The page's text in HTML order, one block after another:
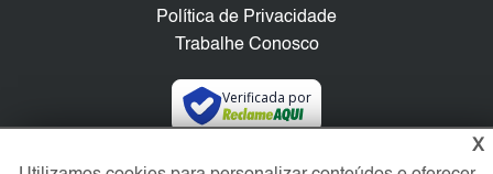
Política de Privacidade
Trabalhe Conosco
Verificada por
X